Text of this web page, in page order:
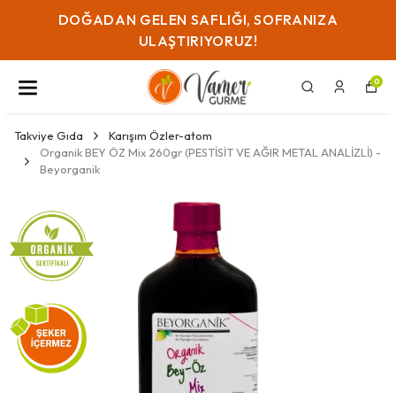
KAYSERI IÇI GÜN IÇI TESLIMAT SADECE ₺129!
0
Takviye Gıda
Karışım Özler-atom
Organik BEY ÖZ Mix 260gr (PESTİSİT VE AĞIR METAL ANALİZLİ) -
Beyorganik